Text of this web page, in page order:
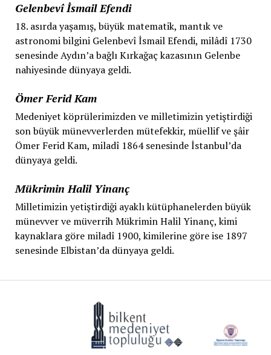
Gelenbevî İsmail Efendi
18. asırda yaşamış, büyük matematik, mantık ve
astronomi bilgini Gelenbevî İsmail Efendi, milâdî 1730
senesinde Aydın’a bağlı Kırkağaç kazasının Gelenbe
nahiyesinde dünyaya geldi.
Ömer Ferid Kam
Medeniyet köprülerimizden ve milletimizin yetiştirdiği
son büyük münevverlerden mütefekkir, müellif ve şâir
Ömer Ferid Kam, miladî 1864 senesinde İstanbul’da
dünyaya geldi.
Mükrimin Halil Yinanç
Milletimizin yetiştirdiği ayaklı kütüphanelerden büyük
münevver ve müverrih Mükrimin Halil Yinanç, kimi
kaynaklara göre miladî 1900, kimilerine göre ise 1897
senesinde Elbistan’da dünyaya geldi.